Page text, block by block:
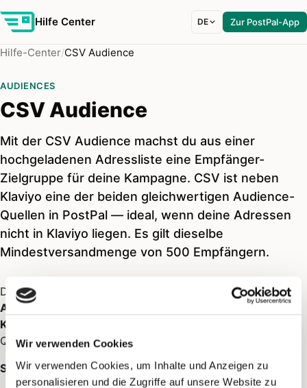
Wir verwenden Cookies
Wir verwenden Cookies, um Inhalte und Anzeigen zu
personalisieren und die Zugriffe auf unsere Website zu
Hilfe Center DE Zur PostPal-App
Hilfe-Center CSV Audience
AUDIENCES
CSV Audience
Mit der CSV Audience machst du aus einer
hochgeladenen Adressliste eine Empfänger-
Zielgruppe für deine Kampagne. CSV ist neben
Klaviyo eine der beiden gleichwertigen Audience-
Quellen in PostPal — ideal, wenn deine Adressen
nicht in Klaviyo liegen. Es gilt dieselbe
Mindestversandmenge von 500 Empfängern.
DieCSV Audience macht aus einer hochgeladenenCSV-
Adressliste
eine Empfänger-Zielgruppe. Sie ist — neben
Klaviyo
Quellen in PostPal.
So gehst du vor: